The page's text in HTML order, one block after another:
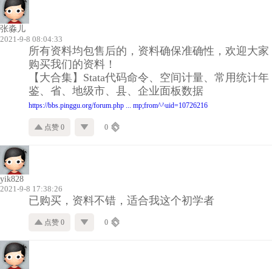
张淼儿
2021-9-8 08:04:33
所有资料均包售后的，资料确保准确性，欢迎大家
购买我们的资料！
【大合集】Stata代码命令、空间计量、常用统计年
鉴、省、地级市、县、企业面板数据
https://bbs.pinggu.org/forum.php ... mp;from^^uid=10726216
点赞 0 0
yik828
2021-9-8 17:38:26
已购买，资料不错，适合我这个初学者
点赞 0 0